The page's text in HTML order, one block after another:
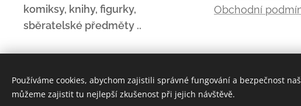
komiksy, knihy, figurky,
sběratelské předměty ..
Obchodní
Používáme cookies, abychom zajistili správné fungování a bezpečnost
můžeme zajistit tu nejlepší zkušenost při jejich návštěvě.